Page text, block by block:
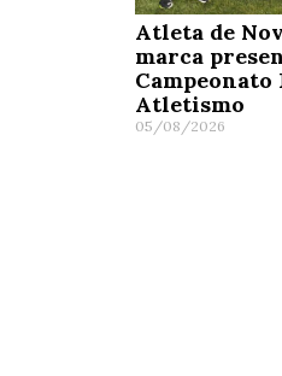
Atleta de
marca
Atletismo
05/08/2026